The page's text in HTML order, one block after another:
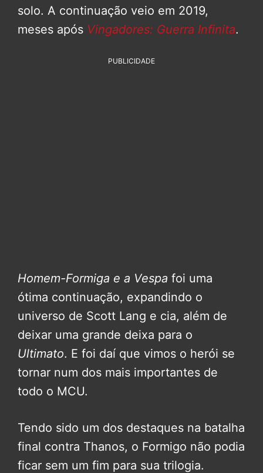
solo. A continuação veio em 2019,
meses após Vingadores: Guerra Infinita.
PUBLICIDADE
Homem-Formiga e a Vespa foi uma
ótima continuação, expandindo o
universo de Scott Lang e cia, além de
deixar uma grande deixa para o
Ultimato. E foi daí que vimos o herói se
tornar num dos mais importantes de
todo o MCU.
Tendo sido um dos destaques na batalha
final contra Thanos, o Formigo não podia
ficar sem um fim para sua trilogia.